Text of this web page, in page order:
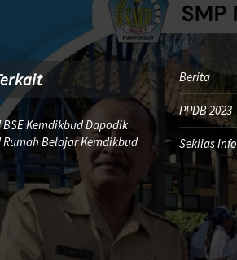
Kemdikbud Dapodik
Belajar Kemdikbud
Berita
PPDB 2023
Sekilas Info